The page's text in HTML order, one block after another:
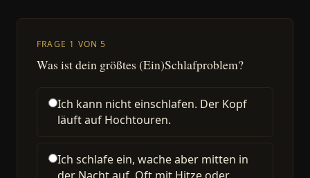
FRAGE 1 VON 5
Was ist dein größtes (Ein)Schlafproblem?
Ich kann nicht einschlafen. Der Kopf
läuft auf Hochtouren.
Ich schlafe ein, wache aber mitten in